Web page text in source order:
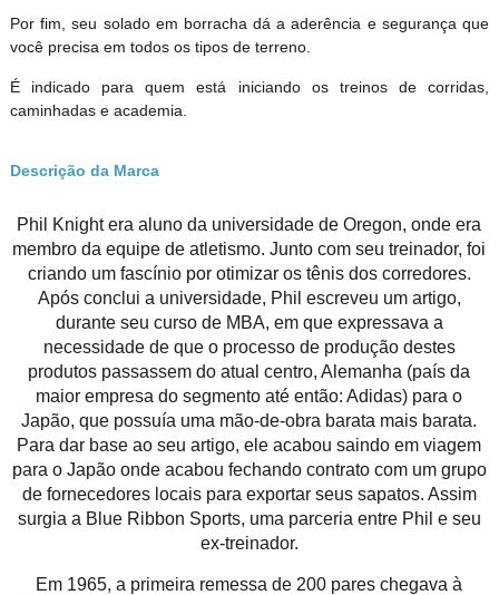
Por fim, seu solado em borracha dá a aderência e segurança que
você precisa em todos os tipos de terreno.
É indicado para quem está iniciando os treinos de corridas,
caminhadas e academia.
Descrição da Marca
Phil Knight era aluno da universidade de Oregon, onde era
membro da equipe de atletismo. Junto com seu treinador, foi
criando um fascínio por otimizar os tênis dos corredores.
Após conclui a universidade, Phil escreveu um artigo,
durante seu curso de MBA, em que expressava a
necessidade de que o processo de produção destes
produtos passassem do atual centro, Alemanha (país da
maior empresa do segmento até então: Adidas) para o
Japão, que possuía uma mão-de-obra barata mais barata.
Para dar base ao seu artigo, ele acabou saindo em viagem
para o Japão onde acabou fechando contrato com um grupo
de fornecedores locais para exportar seus sapatos. Assim
surgia a Blue Ribbon Sports, uma parceria entre Phil e seu
ex-treinador.
Em 1965, a primeira remessa de 200 pares chegava à